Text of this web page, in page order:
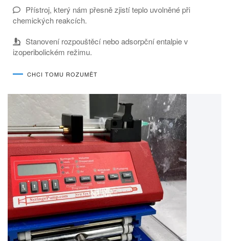
Přístroj, který nám přesně zjistí teplo uvolněné při
chemických reakcích.
Stanovení rozpouštěcí nebo adsorpční entalpie v
izoperibolickém režimu.
CHCI TOMU ROZUMĚT